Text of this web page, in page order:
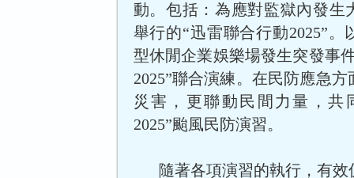
動。包括：為應對監獄內發生
舉行的“迅雷聯合行動2025”。
型休閒企業娛樂場發生突發事
2025”聯合演練。在民防應急
災害，更聯動民間力量，共
2025”颱風民防演習。
隨著各項演習的執行，有